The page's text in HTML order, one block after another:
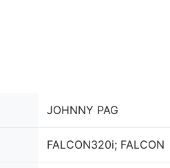
JOHNNY PAG
FALCON320i; FALCON